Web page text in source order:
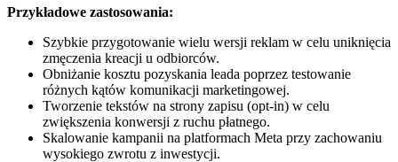
Przykładowe zastosowania:
Szybkie przygotowanie wielu wersji reklam w celu uniknięcia
zmęczenia kreacji u odbiorców.
Obniżanie kosztu pozyskania leada poprzez testowanie
różnych kątów komunikacji marketingowej.
Tworzenie tekstów na strony zapisu (opt-in) w celu
zwiększenia konwersji z ruchu płatnego.
Skalowanie kampanii na platformach Meta przy zachowaniu
wysokiego zwrotu z inwestycji.